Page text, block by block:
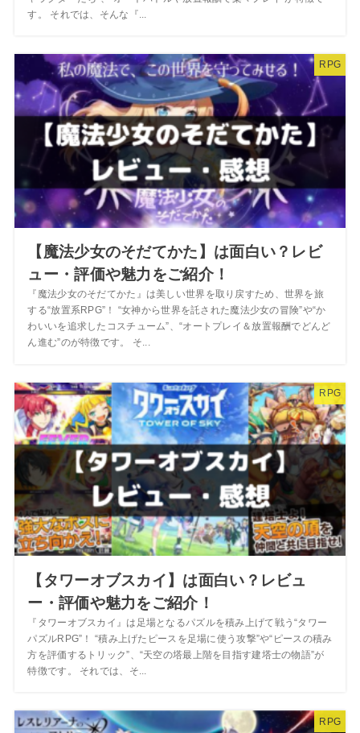
す。 それでは、そんな『...
RPG
【魔法少女のそだてかた】は面白い？レビ
ュー・評価や魅力をご紹介！
『魔法少女のそだてかた』は美しい世界を取り戻すため、世界を旅
する“放置系RPG”！ “女神から世界を託された魔法少女の冒険”や“か
わいいを追求したコスチューム”、“オートプレイ＆放置報酬でどんど
ん進む”のが特徴です。 そ...
RPG
【タワーオブスカイ】は面白い？レビュ
ー・評価や魅力をご紹介！
『タワーオブスカイ』は足場となるパズルを積み上げて戦う“タワー
パズルRPG”！ “積み上げたピースを足場に使う攻撃”や“ピースの積み
方を評価するトリック”、“天空の塔最上階を目指す建塔士の物語”が
特徴です。 それでは、そ...
RPG